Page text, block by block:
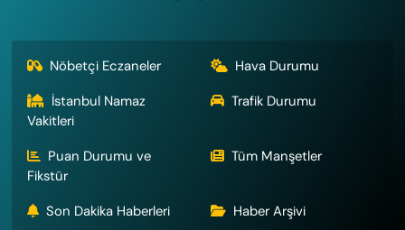
Nöbetçi Eczaneler
Hava Durumu
İstanbul Namaz
Vakitleri
Trafik Durumu
Puan Durumu ve
Fikstür
Tüm Manşetler
Son Dakika Haberleri Haber Arşivi